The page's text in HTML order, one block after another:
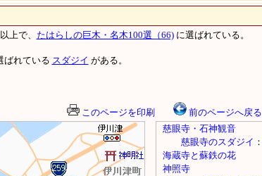
上で、 たはらしの巨木・名木100選（66)に選ばれている。
ばれている スダジイ がある。
このページを印刷 前のページへ戻る